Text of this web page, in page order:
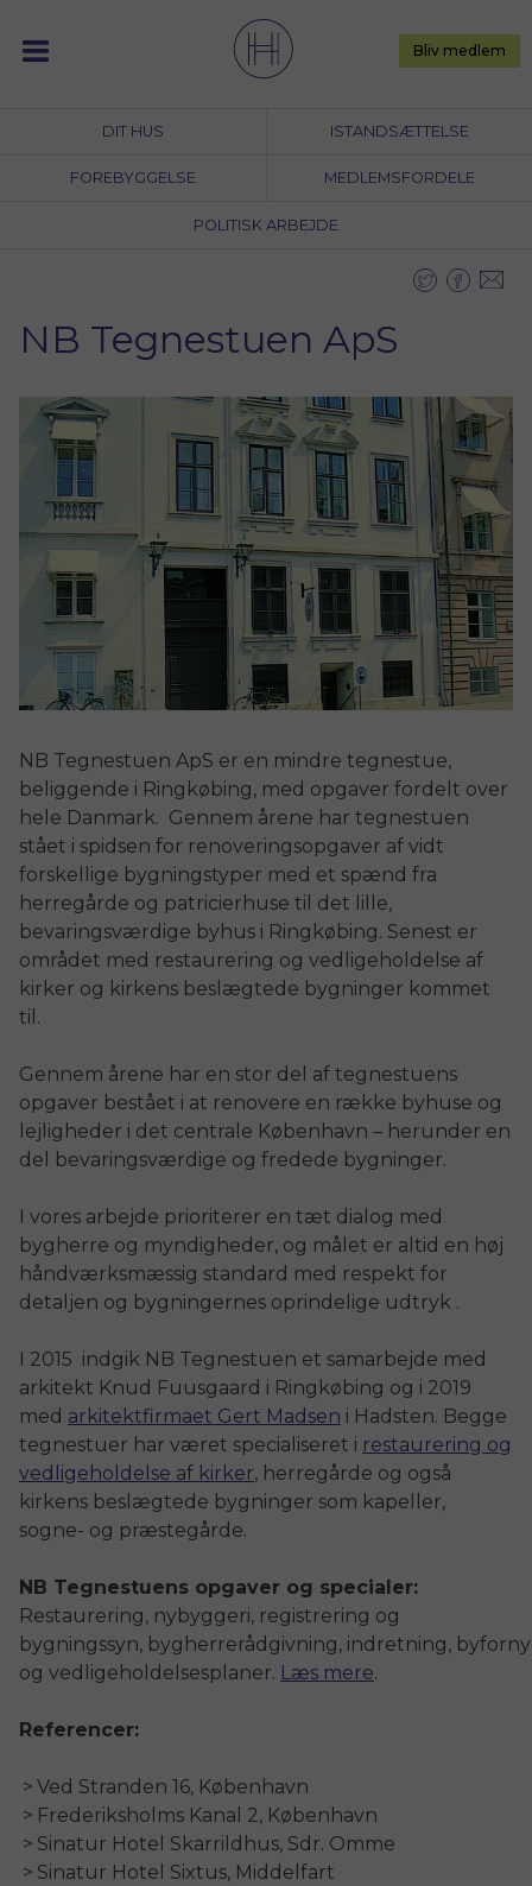
content
DIT HUS ISTANDSÆTTELSE
FOREBYGGELSE MEDLEMSFORDELE
POLITISK ARBEJDE
Bliv medlem
NB Tegnestuen ApS
NB Tegnestuen ApS er en mindre tegnestue,
beliggende i Ringkøbing, med opgaver fordelt over
hele Danmark. Gennem årene har tegnestuen
stået i spidsen for renoveringsopgaver af vidt
forskellige bygningstyper med et spænd fra
herregårde og patricierhuse til det lille,
bevaringsværdige byhus i Ringkøbing. Senest er
området med restaurering og vedligeholdelse af
kirker og kirkens beslægtede bygninger kommet
til.
Gennem årene har en stor del af tegnestuens
opgaver bestået i at renovere en række byhuse og
lejligheder i det centrale København – herunder en
del bevaringsværdige og fredede bygninger.
I vores arbejde prioriterer en tæt dialog med
bygherre og myndigheder, og målet er altid en høj
håndværksmæssig standard med respekt for
detaljen og bygningernes oprindelige udtryk .
I 2015 indgik NB Tegnestuen et samarbejde med
arkitekt Knud Fuusgaard i Ringkøbing og i 2019
med arkitektfirmaet Gert Madsen i Hadsten. Begge
tegnestuer har været specialiseret i restaurering og
vedligeholdelse af kirker, herregårde og også
kirkens beslægtede bygninger som kapeller,
sogne- og præstegårde.
NB Tegnestuens opgaver og specialer:
Restaurering, nybyggeri, registrering og
bygningssyn, bygherrerådgivning, indretning,
og vedligeholdelsesplaner. Læs mere.
Referencer:
Ved Stranden 16, København
Frederiksholms Kanal 2, København
Sinatur Hotel Skarrildhus, Sdr. Omme
Sinatur Hotel Sixtus, Middelfart